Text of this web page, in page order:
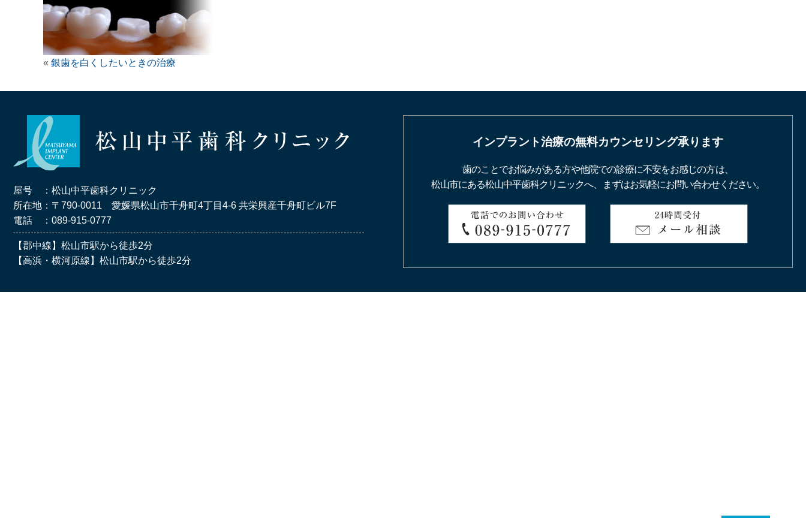
« 銀歯を白くしたいときの治療
屋号 ：松山中平歯科クリニック
所在地：〒790-0011 愛媛県松山市千舟町4丁目4-6 共栄興産千舟町ビル7F
電話 ：089-915-0777
【郡中線】松山市駅から徒歩2分
【高浜・横河原線】松山市駅から徒歩2分
インプラント治療の無料カウンセリング承ります
歯のことでお悩みがある方や他院での診療に不安をお感じの方は、
松山市にある松山中平歯科クリニックへ、まずはお気軽にお問い合わせください。